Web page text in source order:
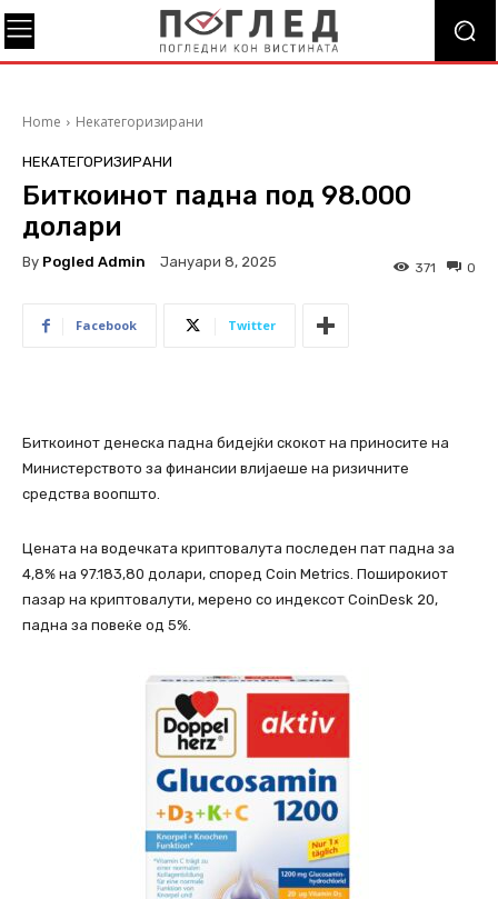
Home Некатегоризирани
НЕКАТЕГОРИЗИРАНИ
Биткоинот падна под 98.000
долари
By Pogled Admin Јануари 8, 2025 0
371
Facebook Twitter
Биткоинот денеска падна бидејќи скокот на приносите на
Министерството за финансии влијаеше на ризичните
средства воопшто.
Цената на водечката криптовалута последен пат падна за
4,8% на 97.183,80 долари, според Coin Metrics. Поширокиот
пазар на криптовалути, мерено со индексот CoinDesk 20,
падна за повеќе од 5%.